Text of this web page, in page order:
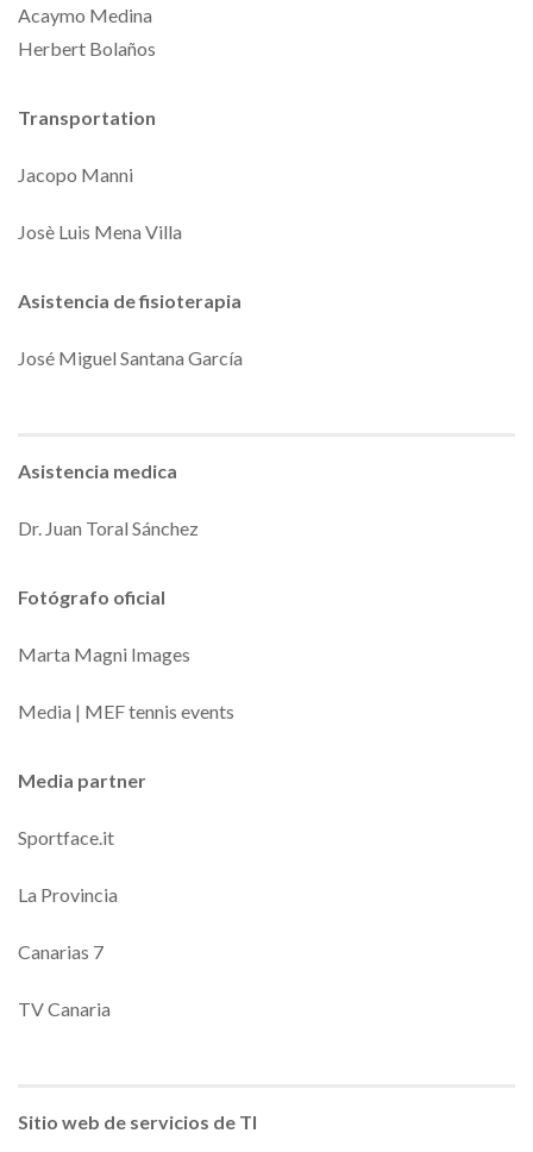
Acaymo Medina
Herbert Bolaños
Transportation
Jacopo Manni
Josè Luis Mena Villa
Asistencia de fisioterapia
José Miguel Santana García
Asistencia medica
Dr. Juan Toral Sánchez
Fotógrafo oficial
Marta Magni Images
Media | MEF tennis events
Media partner
Sportface.it
La Provincia
Canarias 7
TV Canaria
Sitio web de servicios de TI